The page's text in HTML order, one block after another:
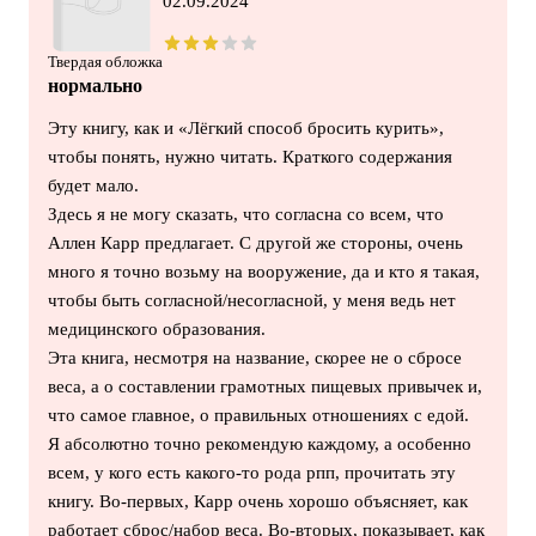
Твердая обложка
нормально
Эту книгу, как и «Лёгкий способ бросить курить»,
чтобы понять, нужно читать. Краткого содержания
будет мало.
Здесь я не могу сказать, что согласна со всем, что
Аллен Карр предлагает. С другой же стороны, очень
много я точно возьму на вооружение, да и кто я такая,
чтобы быть согласной/несогласной, у меня ведь нет
медицинского образования.
Эта книга, несмотря на название, скорее не о сбросе
веса, а о составлении грамотных пищевых привычек и,
что самое главное, о правильных отношениях с едой.
Я абсолютно точно рекомендую каждому, а особенно
всем, у кого есть какого-то рода рпп, прочитать эту
книгу. Во-первых, Карр очень хорошо объясняет, как
работает сброс/набор веса. Во-вторых, показывает, как